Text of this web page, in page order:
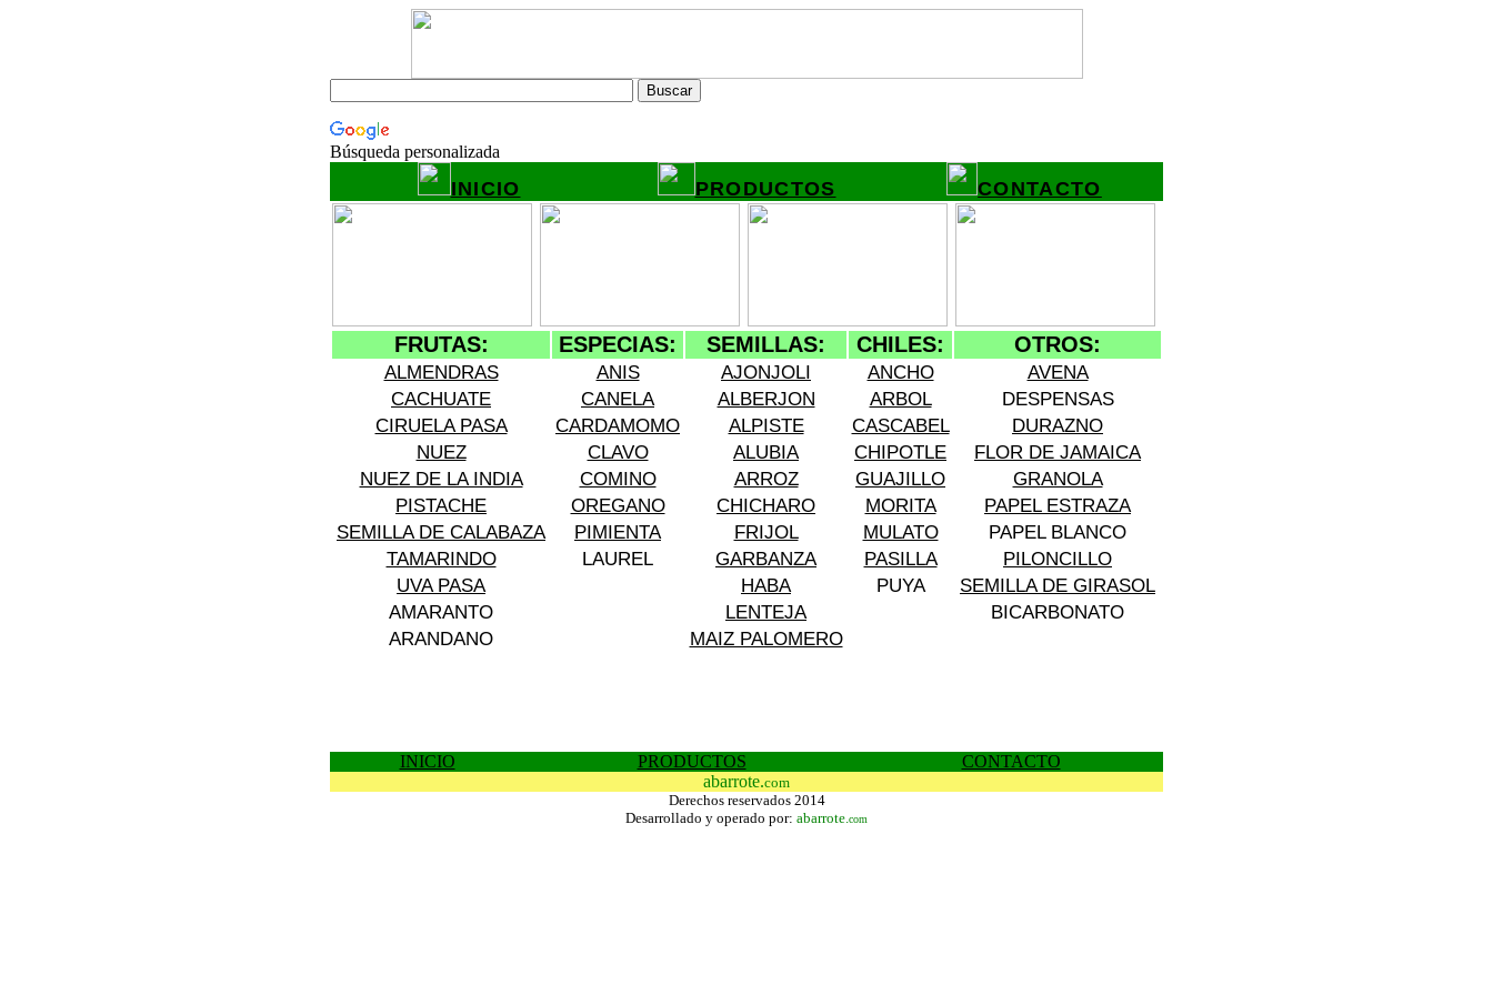
Búsqueda personalizada
INICIO PRODUCTOS CONTACTO
FRUTAS: ESPECIAS: SEMILLAS: CHILES: OTROS:
ALMENDRAS ANIS AJONJOLI ANCHO
AVENA
CACHUATE
CANELA ALBERJON ARBOL
DESPENSAS
CIRUELA PASA
CARDAMOMO ALPISTE CASCABEL
DURAZNO
NUEZ
CLAVO ALUBIA CHIPOTLE
FLOR DE JAMAICA
NUEZ DE LA INDIA
COMINO ARROZ GUAJILLO
GRANOLA
PISTACHE
OREGANO CHICHARO MORITA
PAPEL ESTRAZA
SEMILLA DE CALABAZA
PIMIENTA FRIJOL MULATO
PAPEL BLANCO
TAMARINDO
LAUREL GARBANZA PASILLA
PILONCILLO
UVA PASA
HABA PUYA
SEMILLA DE GIRASOL
AMARANTO
LENTEJA
BICARBONATO
ARANDANO
MAIZ PALOMERO
INICIO PRODUCTOS
CONTACTO
abarrote.com
Derechos reservados 2014
Desarrollado y operado por: abarrote.com